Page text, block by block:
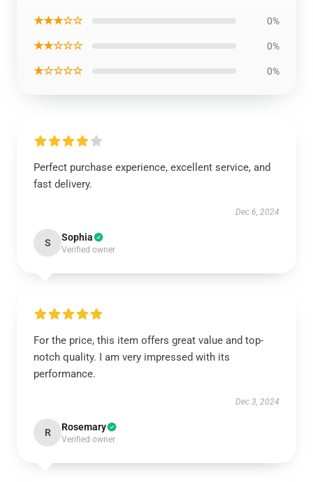
★★★☆☆ 0%
★★☆☆☆ 0%
★☆☆☆☆ 0%
Perfect purchase experience, excellent service, and
fast delivery.
Dec 6, 2024
S Sophia
Verified owner
For the price, this item offers great value and top-
notch quality. I am very impressed with its
performance.
Dec 3, 2024
R Rosemary
Verified owner